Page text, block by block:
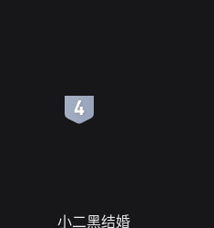
小二黑结婚